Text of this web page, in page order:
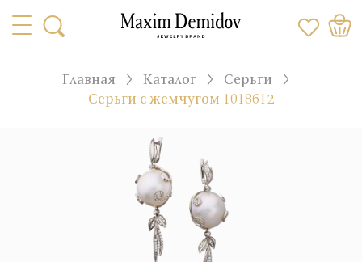
Главная Каталог
Серьги
Серьги с жемчугом 1018612